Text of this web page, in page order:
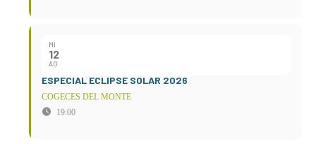
MI
12
AG
ESPECIAL ECLIPSE SOLAR 2026
COGECES DEL MONTE
19:00